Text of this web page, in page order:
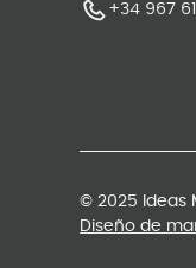
+34 967
© 2025 Ideas
Diseño de